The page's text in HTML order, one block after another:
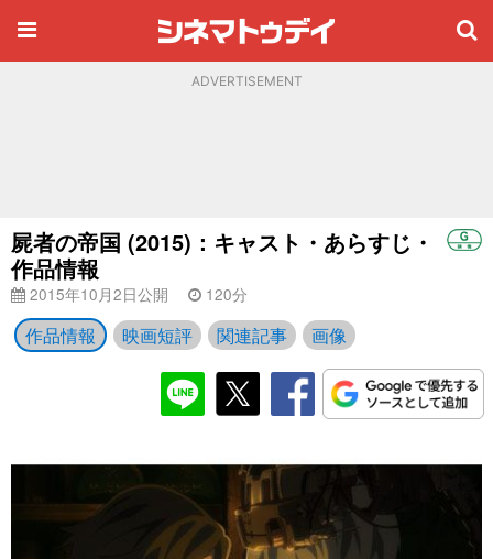
ADVERTISEMENT
屍者の帝国 (2015)：キャスト・あらすじ・
作品情報
2015年10月2日公開 120分
作品情報 映画短評 関連記事 画像